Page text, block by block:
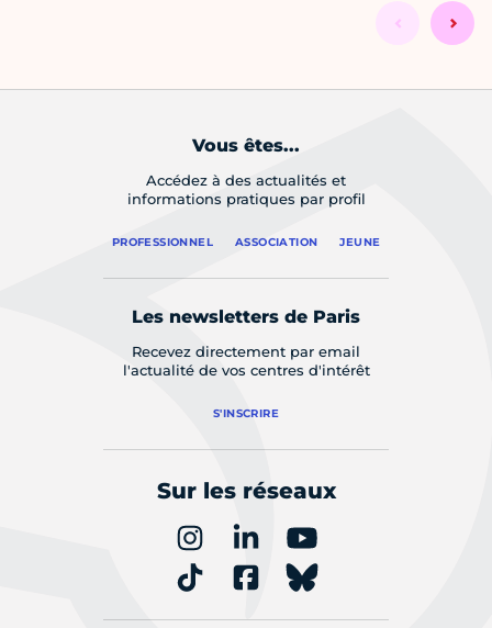
Vous êtes...
Accédez à des actualités et
informations pratiques par profil
PROFESSIONNEL ASSOCIATION JEUNE
Les newsletters de Paris
Recevez directement par email
l'actualité de vos centres d'intérêt
S'INSCRIRE
Sur les réseaux